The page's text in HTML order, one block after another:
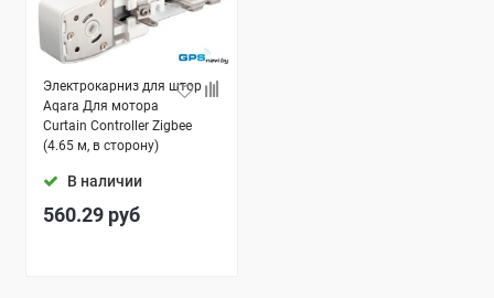
Электрокарниз для штор
Aqara Для мотора
Curtain Controller Zigbee
(4.65 м, в сторону)
В наличии
560.29 руб